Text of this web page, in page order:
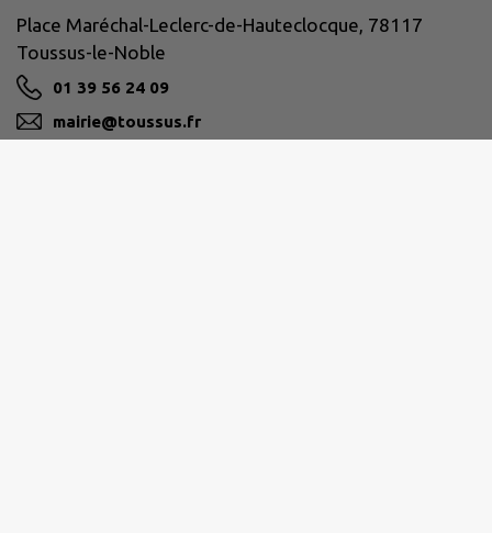
Place Maréchal-Leclerc-de-Hauteclocque, 78117
Toussus-le-Noble
01 39 56 24 09
mairie@toussus.fr